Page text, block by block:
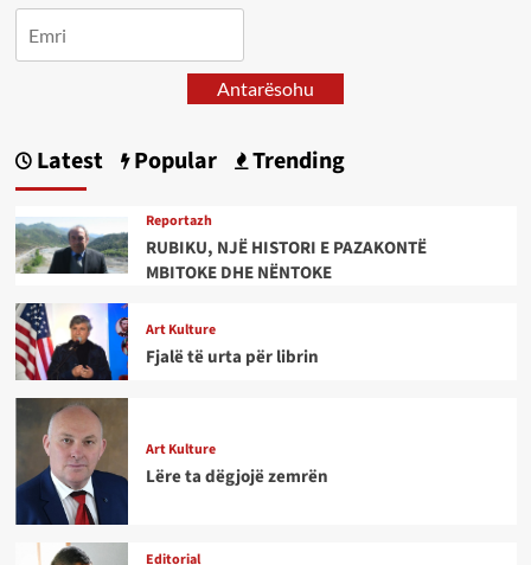
Antarësohu
Latest Popular Trending
Reportazh
RUBIKU, NJË HISTORI E PAZAKONTË
MBITOKE DHE NËNTOKE
Art Kulture
Fjalë të urta për librin
Art Kulture
Lëre ta dëgjojë zemrën
Editorial